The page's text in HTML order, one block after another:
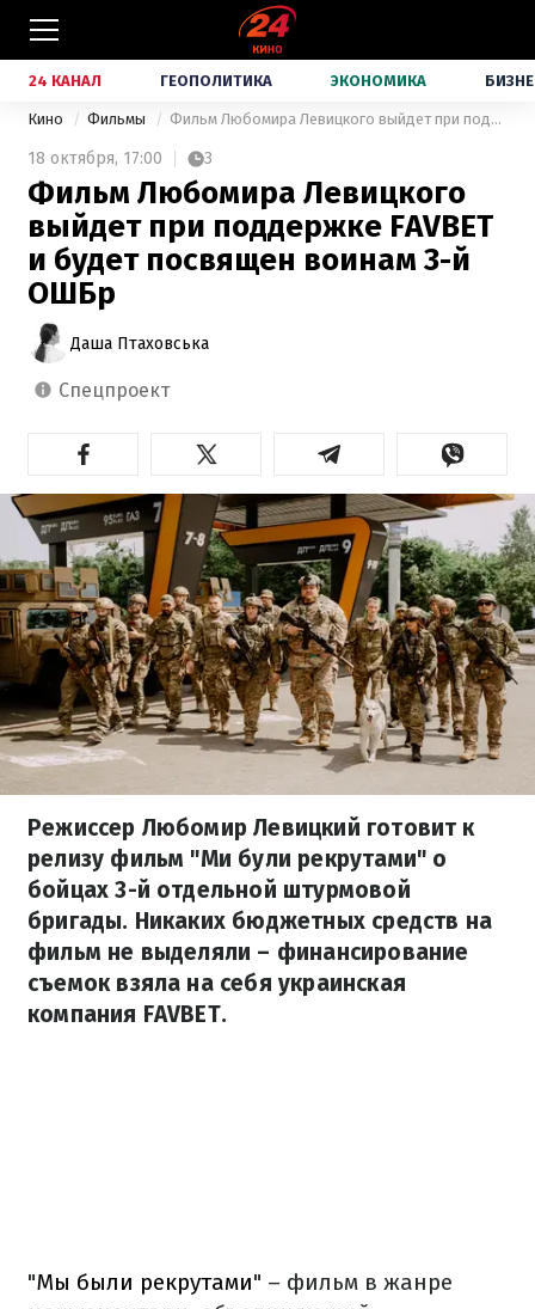
24 КАНАЛ ГЕОПОЛИТИКА ЭКОНОМИКА
Кино Фильмы Фильм Любомира Левицкого выйдет при поддержке FAVBET и будет посвящен воинам 3-й ОШБр
18 октября, 17:00 3
Фильм Любомира Левицкого
выйдет при поддержке FAVBET
и будет посвящен воинам 3-й
ОШБр
Даша Птаховська
спецпроект
Режиссер Любомир Левицкий готовит к
релизу фильм "Ми були рекрутами" о
бойцах 3-й отдельной штурмовой
бригады. Никаких бюджетных средств на
фильм не выделяли – финансирование
съемок взяла на себя украинская
компания FAVBET.
"Мы были рекрутами" – фильм в жанре